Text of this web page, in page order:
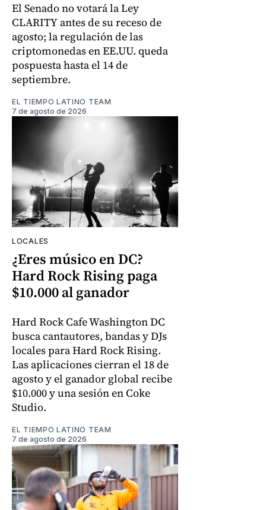
El Senado no votará la Ley
CLARITY antes de su receso de
agosto; la regulación de las
criptomonedas en EE.UU. queda
pospuesta hasta el 14 de
septiembre.
EL TIEMPO LATINO TEAM
7 de agosto de 2026
LOCALES
¿Eres músico en DC?
Hard Rock Rising paga
$10.000 al ganador
Hard Rock Cafe Washington DC
busca cantautores, bandas y DJs
locales para Hard Rock Rising.
Las aplicaciones cierran el 18 de
agosto y el ganador global recibe
$10.000 y una sesión en Coke
Studio.
EL TIEMPO LATINO TEAM
7 de agosto de 2026